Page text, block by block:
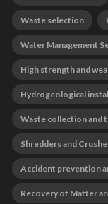
Waste selection
Water Management
High strength and
Hydrogeological
Waste collection and
Shredders and
Accident prevention
Recovery of Matter